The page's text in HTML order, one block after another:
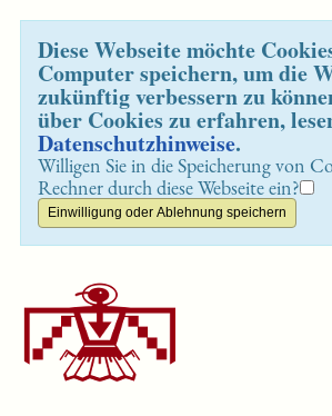
Diese Webseite möchte
Computer speichern, um die
zukünftig verbessern zu
über Cookies zu erfahren,
Datenschutzhinweise.
Willigen Sie in die Speicherung von
Rechner durch diese Webseite ein?